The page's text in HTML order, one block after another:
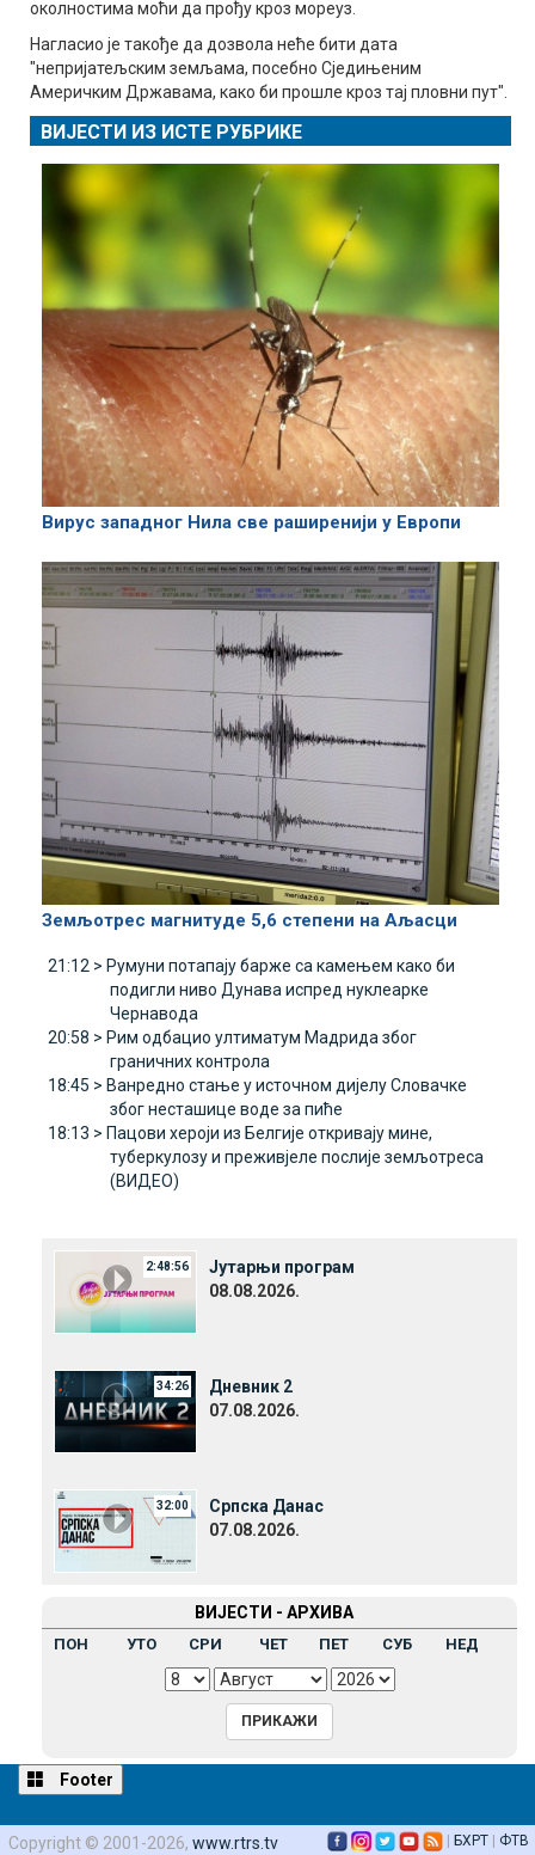
околностима моћи да прођу кроз мореуз.
Нагласио је такође да дозвола неће бити дата
"непријатељским земљама, посебно Сједињеним
Америчким Државама, како би прошле кроз тај пловни пут".
ВИЈЕСТИ ИЗ ИСТЕ РУБРИКЕ
Вирус западног Нила све раширенији у Европи
Земљотрес магнитуде 5,6 степени на Aљасци
21:12 > Румуни потапају барже са камењем како би
подигли ниво Дунава испред нуклеарке
Чернавода
20:58 > Рим одбацио ултиматум Mадрида због
граничних контрола
18:45 > Ванредно стање у источном дијелу Словачке
због несташице воде за пиће
18:13 > Пацови хероји из Белгије откривају мине,
туберкулозу и преживјеле послије земљотреса
(ВИДЕО)
2:48:56
Јутарњи програм
08.08.2026.
34:26
Дневник 2
07.08.2026.
32:00
Српска Данас
07.08.2026.
ВИЈЕСТИ - АРХИВА
ПОН УТО СРИ ЧЕТ ПЕТ СУБ НЕД
Footer
Copyright © 2001-2026, www.rtrs.tv | БХРТ | ФТВ